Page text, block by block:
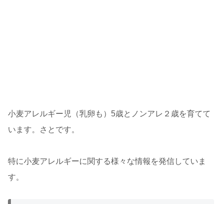
小麦アレルギー児（乳卵も）5歳とノンアレ２歳を育てて
います。さとです。
特に小麦アレルギーに関する様々な情報を発信していま
す。